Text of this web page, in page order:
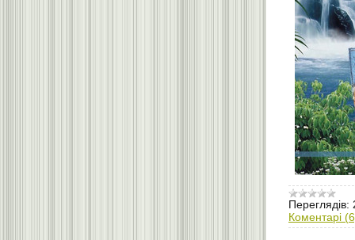
Переглядів:
Коментарі